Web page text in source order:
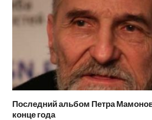
Последний альбом Петра
конце года